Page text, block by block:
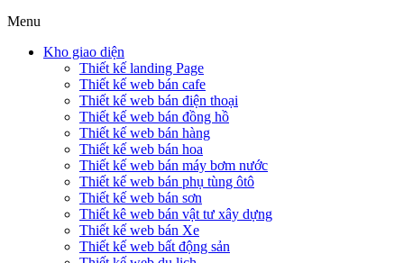
Menu
Kho giao diện
Thiết kế landing Page
Thiết kế web bán cafe
Thiết kế web bán điện thoại
Thiết kế web bán đồng hồ
Thiết kế web bán hàng
Thiết kế web bán hoa
Thiết kế web bán máy bơm nước
Thiết kế web bán phụ tùng ôtô
Thiết kế web bán sơn
Thiết kê web bán vật tư xây dựng
Thiết kế web bán Xe
Thiết kế web bất động sản